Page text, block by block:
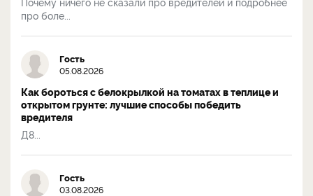
про боле...
Гость
05.08.2026
Как бороться с белокрылкой на томатах в теплице и
открытом грунте: лучшие способы победить
вредителя
Д8...
Гость
03.08.2026